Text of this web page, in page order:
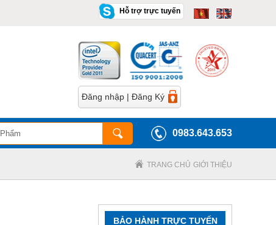
Hỗ trợ trực tuyến
Đăng nhập |Đăng Ký
0983.643.653
TRANG CHỦ GIỚI THIỆU
BẢO HÀNH TRỰC TUYẾN